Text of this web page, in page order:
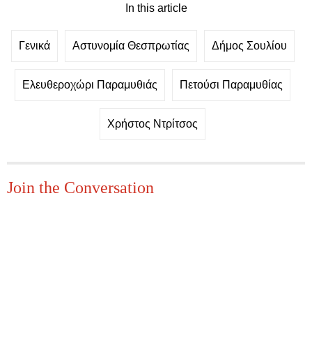
In this article
Γενικά Αστυνομία Θεσπρωτίας Δήμος Σουλίου
Ελευθεροχώρι Παραμυθιάς Πετούσι Παραμυθίας
Χρήστος Ντρίτσος
Join the Conversation